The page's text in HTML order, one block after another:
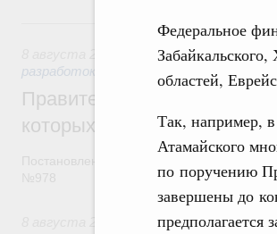
Федеральное
областей,
Так, например,
Атамайского
по поручению
завершены до
предполагается
8
Государственная
разработок
Правительство расширило
которых освобождаются
Отрасль